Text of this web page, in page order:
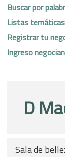
Buscar por
Listas temáticas
Registrar tu
Ingreso
D
Sala de